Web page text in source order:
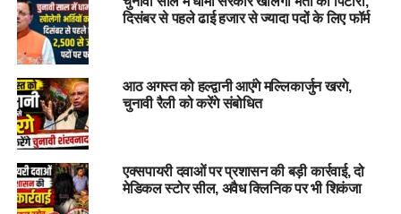
RELATED TOPICS: HARIDWAR
ILLEGAL ACTIVITIES
POLICE RAID
SPA CENTERS UTTARAKHAND VIOLATION
UP NEXT
सात वर्षीय महक का शव 60 घंटे बाद नाहल नदी में बांस की झाड़ियों से
बरामद, क्षेत्र में पसरा मातम…
DON'T MISS
HALDWANI: जीजा के नाम पर साले ने की 14 लाख की
धोखाधड़ी, पुलिस ने किया मुकदमा दर्ज…
दिसंबर से पहले ढाई हजार से ज्यादा पदों के लिए फॉर्म
आठ अगस्त को हल्द्वानी आएंगे मल्लिकार्जुन खरगे,
चुनावी रैली को करेंगे संबोधित
एक्सपायरी दवाओं पर प्रशासन की बड़ी कार्रवाई, दो
मेडिकल स्टोर सील, अवैध क्लिनिक पर भी शिकंजा